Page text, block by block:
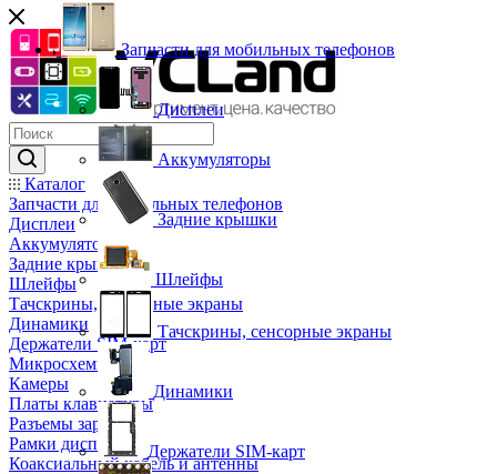
Каталог
Запчасти для мобильных телефонов
Дисплеи
Аккумуляторы
Задние крышки
Шлейфы
Тачскрины, сенсорные экраны
Динамики
Держатели SIM-карт
Микросхемы
Камеры
Платы клавиатуры
Разъемы зарядки
Рамки дисплея
Коаксиальный кабель и антенны
Запчасти для мобильных телефонов
Дисплеи
Аккумуляторы
Задние крышки
Шлейфы
Тачскрины, сенсорные экраны
Динамики
Держатели SIM-карт